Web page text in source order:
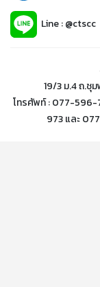
Line : @ctscc
19/3 ม.4 ถ.ชุ
โทรศัพท์ : 077-
973 และ